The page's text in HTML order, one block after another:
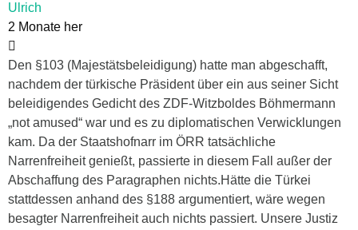
Ulrich
2 Monate her
Den §103 (Majestätsbeleidigung) hatte man abgeschafft,
nachdem der türkische Präsident über ein aus seiner Sicht
beleidigendes Gedicht des ZDF-Witzboldes Böhmermann
„not amused“ war und es zu diplomatischen Verwicklungen
kam. Da der Staatshofnarr im ÖRR tatsächliche
Narrenfreiheit genießt, passierte in diesem Fall außer der
Abschaffung des Paragraphen nichts.Hätte die Türkei
stattdessen anhand des §188 argumentiert, wäre wegen
besagter Narrenfreiheit auch nichts passiert. Unsere Justiz